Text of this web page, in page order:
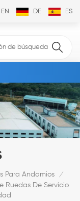
EN DE ES
Para Andamios /
Ruedas De Servicio